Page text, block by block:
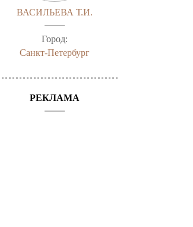
ВАСИЛЬЕВА Т.И.
Город:
Санкт-Петербург
РЕКЛАМА